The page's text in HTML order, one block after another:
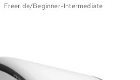
Freeride/Beginner-Intermediate